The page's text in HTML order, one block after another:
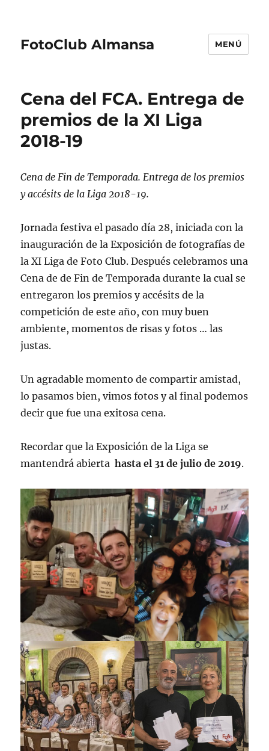
FotoClub Almansa MENÚ
Cena del FCA. Entrega de
premios de la XI Liga
2018-19
Cena de Fin de Temporada. Entrega de los premios
y accésits de la Liga 2018-19.
Jornada festiva el pasado día 28, iniciada con la
inauguración de la Exposición de fotografías de
la XI Liga de Foto Club. Después celebramos una
Cena de de Fin de Temporada durante la cual se
entregaron los premios y accésits de la
competición de este año, con muy buen
ambiente, momentos de risas y fotos … las
justas.
Un agradable momento de compartir amistad,
lo pasamos bien, vimos fotos y al final podemos
decir que fue una exitosa cena.
Recordar que la Exposición de la Liga se
mantendrá abierta hasta el 31 de julio de 2019.